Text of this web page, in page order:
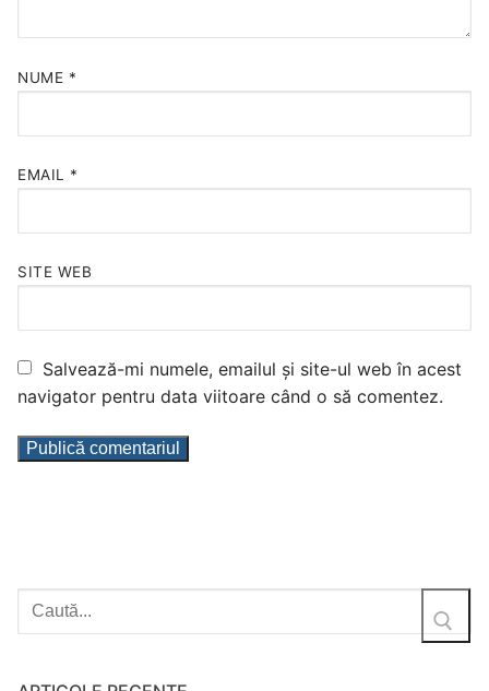
NUME *
EMAIL *
SITE WEB
Salvează-mi numele, emailul și site-ul web în acest
navigator pentru data viitoare când o să comentez.